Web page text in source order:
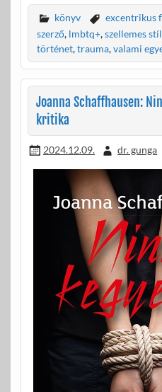
e
b
o
o
k
itt
er
ail
m
e
g
könyv excentrikus
szerző, lmbtq+,szellemes
történet,trauma,valami
Joanna Schaffhausen:
kritika
2024.12.09. dr. gunga